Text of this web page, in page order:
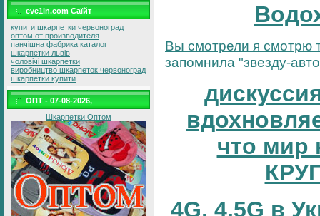
eve1in.com Саїйт
купити шкарпетки червоноград
оптом от производителя
панчішна фабрика каталог
шкарпетки львів
чоловічі шкарпетки
виробництво шкарпеток червоноград
шкарпетки купити
ОПТ - 07-08-2026,
Шкарпетки Оптом
Вы смотрели я смотрю
запомнила "звезду-
что мир
4G, 4,5G в